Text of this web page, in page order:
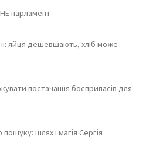
парламент
яйця дешевшають, хліб може
постачання боєприпасів для
шлях і магія Сергія